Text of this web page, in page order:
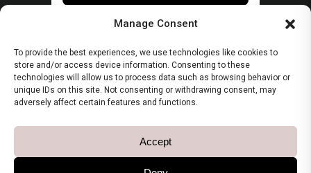
Manage Consent
To provide the best experiences, we use technologies like cookies to
store and/or access device information. Consenting to these
technologies will allow us to process data such as browsing behavior or
unique IDs on this site. Not consenting or withdrawing consent, may
adversely affect certain features and functions.
Accept
Ασφάλεια
Πολιτική Cookies